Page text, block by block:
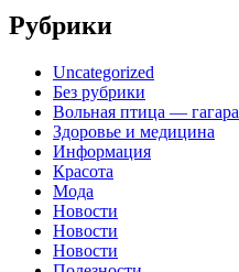
Рубрики
Uncategorized
Без рубрики
Вольная птица — гагара
Здоровье и медицина
Информация
Красота
Мода
Новости
Новости
Новости